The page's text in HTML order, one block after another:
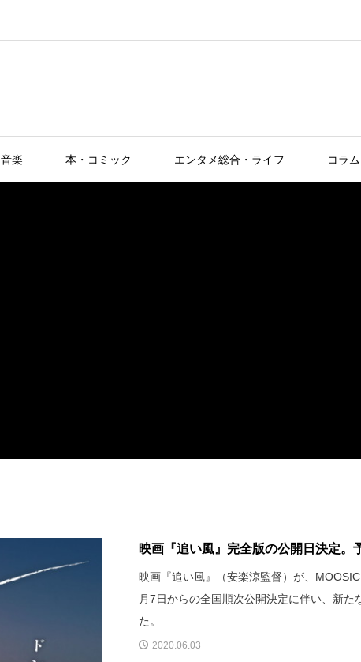
音楽 本・コミック エンタメ総合・ライフ コラム
映画『追い風』完全版の公開日決定。
映画『追い風』（安楽涼監督）が、
月7日からの全国順次公開決定に伴い、新
た。
2020.06.03